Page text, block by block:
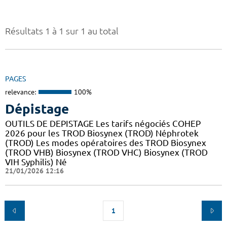
Résultats 1 à 1 sur 1 au total
PAGES
relevance: 100%
Dépistage
OUTILS DE DEPISTAGE Les tarifs négociés COHEP
2026 pour les TROD Biosynex (TROD) Néphrotek
(TROD) Les modes opératoires des TROD Biosynex
(TROD VHB) Biosynex (TROD VHC) Biosynex (TROD
VIH Syphilis) Né
21/01/2026 12:16
1